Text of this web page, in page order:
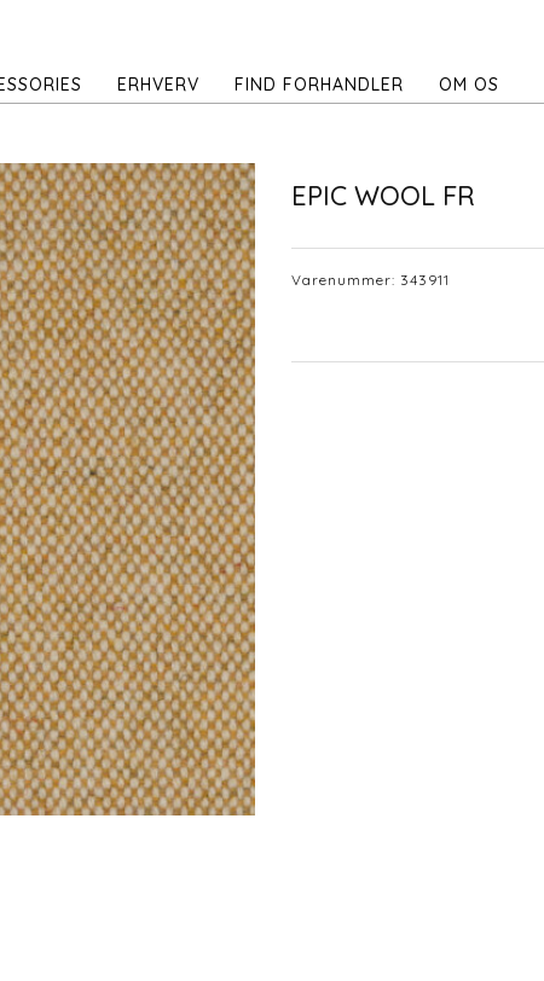
ERHVERV FIND FORHANDLER OM OS
EPIC WOOL FR
Varenummer: 343911